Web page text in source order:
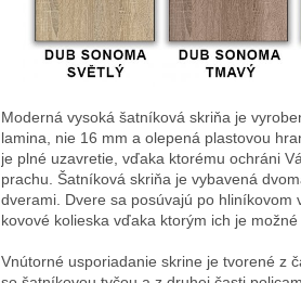
Moderná vysoká šatníková skriňa je
lamina, nie 16 mm a olepená plastovou
je plné uzavretie, vďaka ktorému ochráni
prachu. Šatníková skriňa je vybavená
dverami. Dvere sa posúvajú po hliníkovom
kovové kolieska vďaka ktorým ich je
Vnútorné usporiadanie skrine je tvorené z